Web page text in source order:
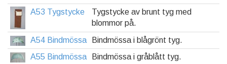
A53 Tygstycke
Tygstycke av brunt tyg med
blommor på.
A54 Bindmössa
Bindmössa i blågrönt tyg.
A55 Bindmössa
Bindmössa i gråblått tyg.